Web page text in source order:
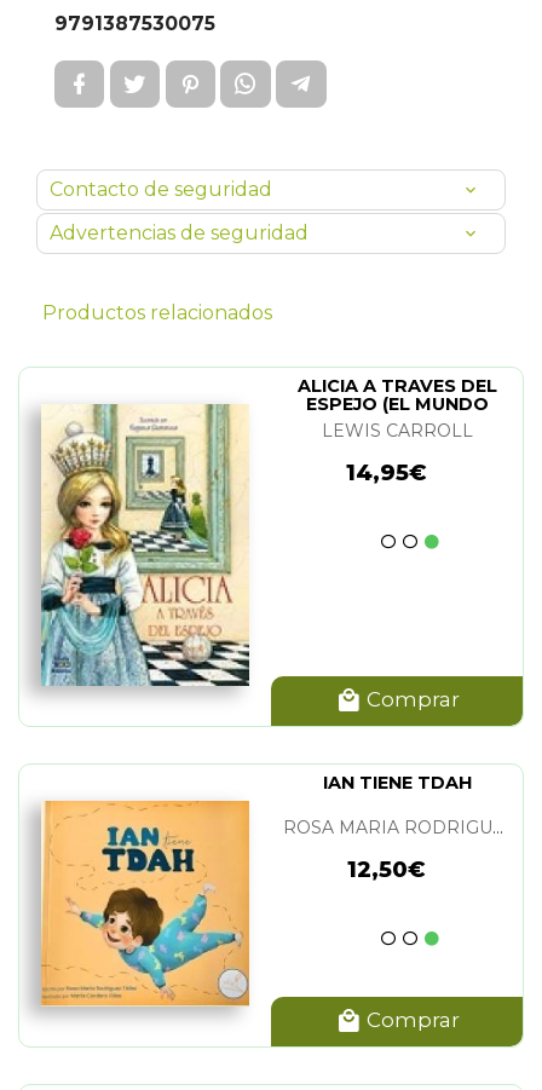
9791387530075
Contacto de seguridad
Advertencias de seguridad
Productos relacionados
ALICIA A TRAVES DEL
ESPEJO (EL MUNDO
DE...ALICIA)
LEWIS CARROLL
14,95€
Comprar
IAN TIENE TDAH
ROSA MARIA RODRIGUEZ TELLEZ Y MARIA CORDERO GILES
12,50€
Comprar